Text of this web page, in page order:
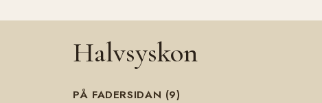
Halvsyskon
PÅ FADERSIDAN (9)